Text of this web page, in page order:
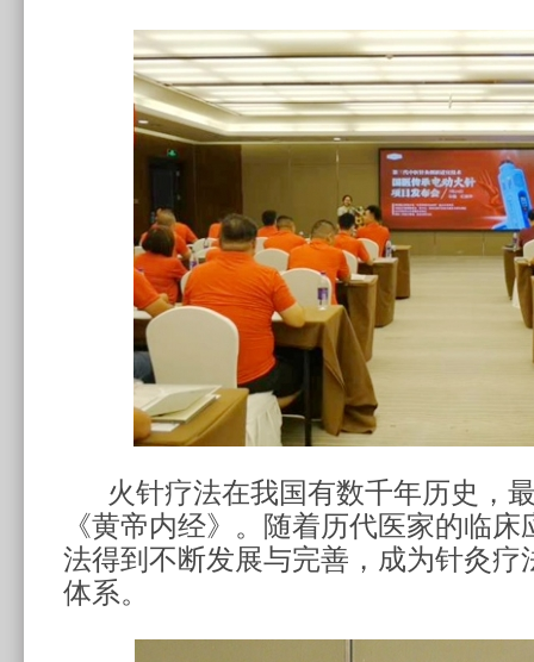
火针疗法在我国有数千年历史，
《黄帝内经》。随着历代医家的临床
法得到不断发展与完善，成为针灸疗
体系。